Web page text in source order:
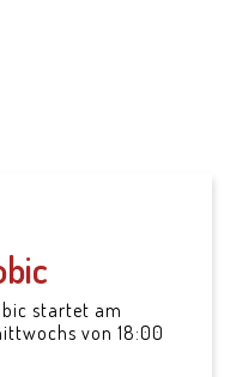
startet am
von 18:00